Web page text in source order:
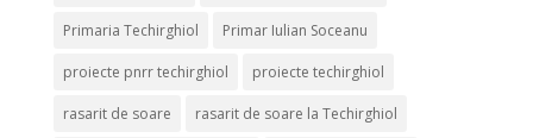
Primaria Techirghiol Primar Iulian Soceanu
proiecte pnrr techirghiol proiecte techirghiol
rasarit de soare rasarit de soare la Techirghiol